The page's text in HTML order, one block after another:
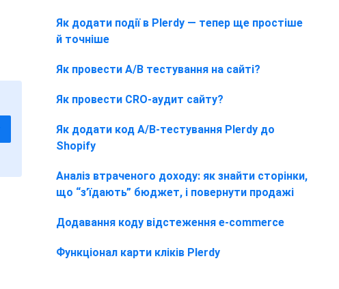
Як додати події в Plerdy — тепер ще простіше
й точніше
Як провести A/B тестування на сайті?
Як провести CRO-аудит сайту?
Як додати код A/B-тестування Plerdy до
Shopify
Аналіз втраченого доходу: як знайти сторінки,
що “з’їдають” бюджет, і повернути продажі
Додавання коду відстеження e-commerce
Функціонал карти кліків Plerdy